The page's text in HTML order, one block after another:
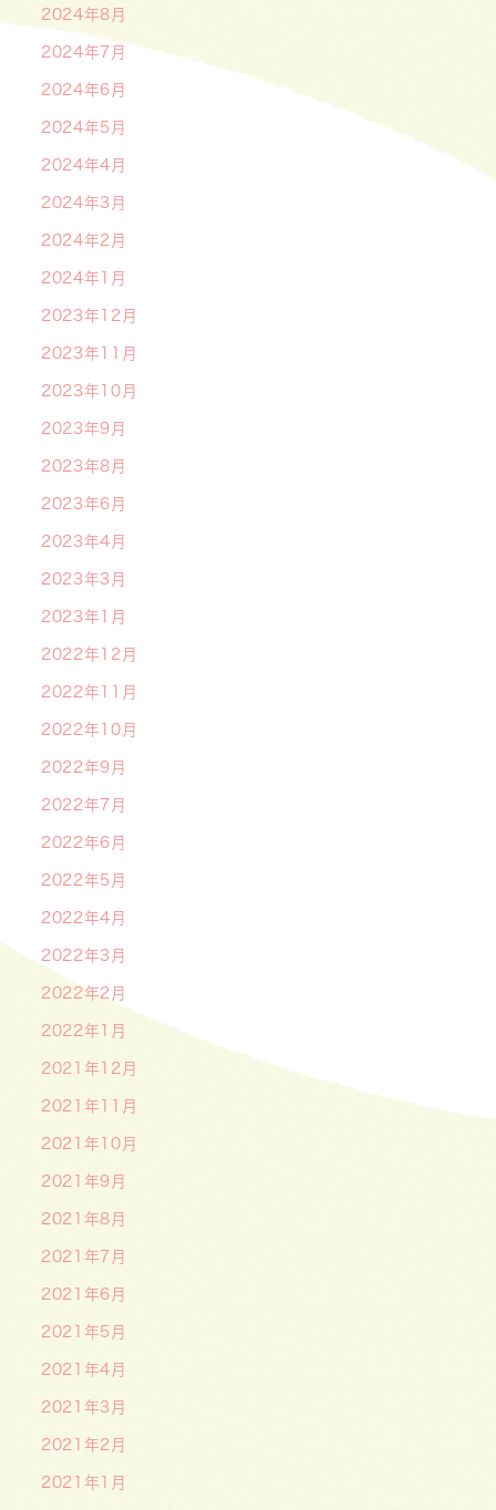
2024年8月
2024年7月
2024年6月
2024年5月
2024年4月
2024年3月
2024年2月
2024年1月
2023年12月
2023年11月
2023年10月
2023年9月
2023年8月
2023年6月
2023年4月
2023年3月
2023年1月
2022年12月
2022年11月
2022年10月
2022年9月
2022年7月
2022年6月
2022年5月
2022年4月
2022年3月
2022年2月
2022年1月
2021年12月
2021年11月
2021年10月
2021年9月
2021年8月
2021年7月
2021年6月
2021年5月
2021年4月
2021年3月
2021年2月
2021年1月